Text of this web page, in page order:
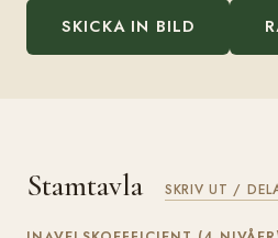
SKICKA IN BILD
Stamtavla SKRIV UT /